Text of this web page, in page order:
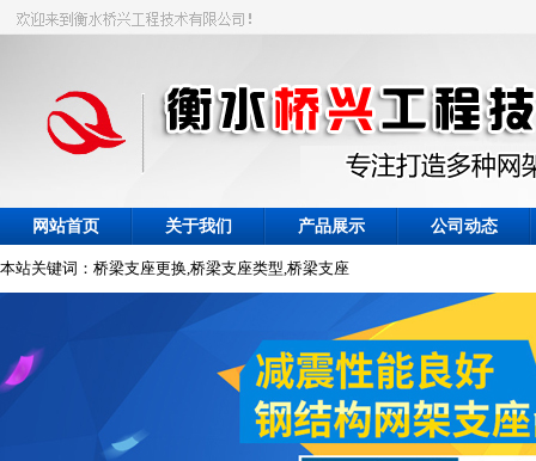
网站首页 关于我们 产品展示 公司动态
本站关键词：桥梁支座更换,桥梁支座类型,桥梁支座